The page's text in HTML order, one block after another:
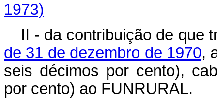
1973)
II - da contribuição de que
de 31 de dezembro de 1970,
seis décimos por cento),
por cento) ao FUNRURAL.